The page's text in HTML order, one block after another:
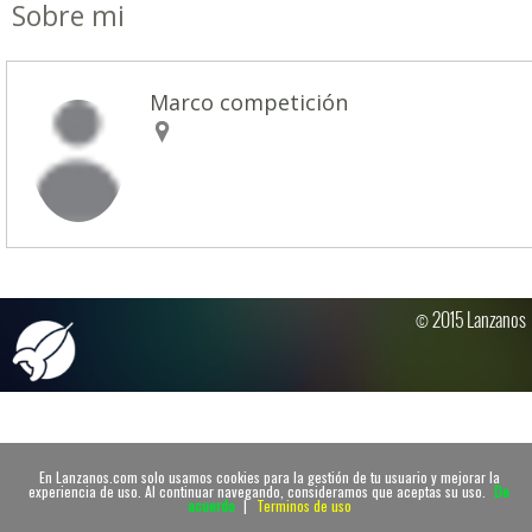
En Lanzanos.com solo usamos cookies para la gestión de tu usuario y mejorar la
experiencia de uso. Al continuar navegando, consideramos que aceptas su uso. De
acuerdo | Terminos de uso
Sobre mi
Marco competición
© 2015 Lanzanos